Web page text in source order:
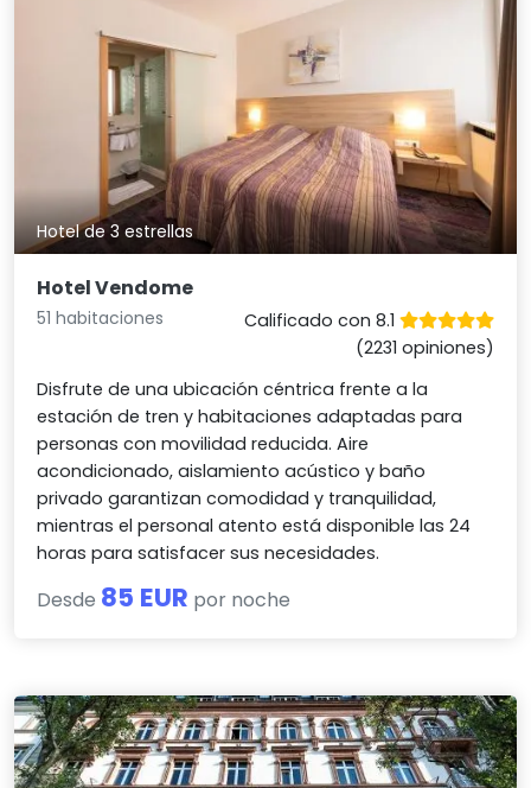
Hotel de 3 estrellas
Hotel Vendome
51 habitaciones
Calificado con 8.1
(2231 opiniones)
Disfrute de una ubicación céntrica frente a la
estación de tren y habitaciones adaptadas para
personas con movilidad reducida. Aire
acondicionado, aislamiento acústico y baño
privado garantizan comodidad y tranquilidad,
mientras el personal atento está disponible las 24
horas para satisfacer sus necesidades.
Desde 85 EUR por noche